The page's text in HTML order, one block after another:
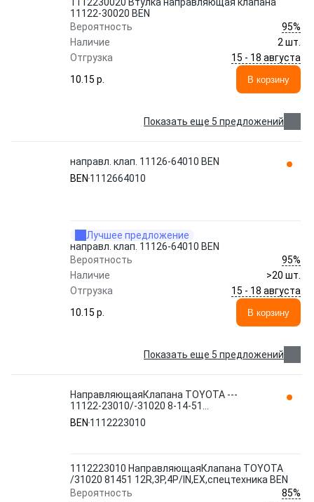
11122-30020 BEN
Вероятность
95%
Наличие
2 шт.
Отгрузка
15 - 18 августа
10.15 p.
В корзину
Показать еще 5 предложений
направл. клап. 11126-64010 BEN
BEN 1112664010
Лучшее предложение
направл. клап. 11126-64010 BEN
Вероятность
95%
Наличие
>20 шт.
Отгрузка
15 - 18 августа
10.15 p.
В корзину
Показать еще 5 предложений
НаправляющаяКлапана TOYOTA ---
11122-23010/-31020 8-14-51
12R,3P,4P/IN,EX,спецте BEN
BEN 1112223010
1112223010 НаправляющаяКлапана TOYOTA
/31020 81451 12R,3P,4P/IN,EX,спецтехника BEN
Вероятность
85%